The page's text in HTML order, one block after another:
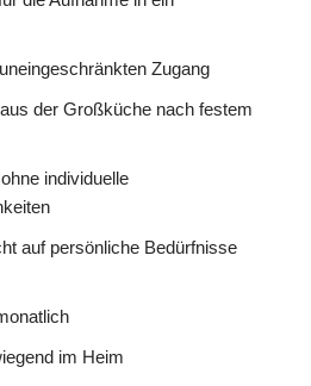
Zugang
der Großküche nach festem
individuelle
auf persönliche Bedürfnisse
im Heim